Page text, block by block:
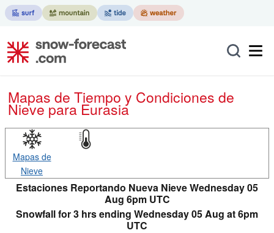
Mapas de Tiempo y Condiciones de
Nievepara Eurasia
Mapas de
Nieve
Estaciones Reportando Nueva Nieve Wednesday 05
Aug 6pm UTC
Snowfall for 3 hrs ending Wednesday 05 Aug at 6pm
UTC